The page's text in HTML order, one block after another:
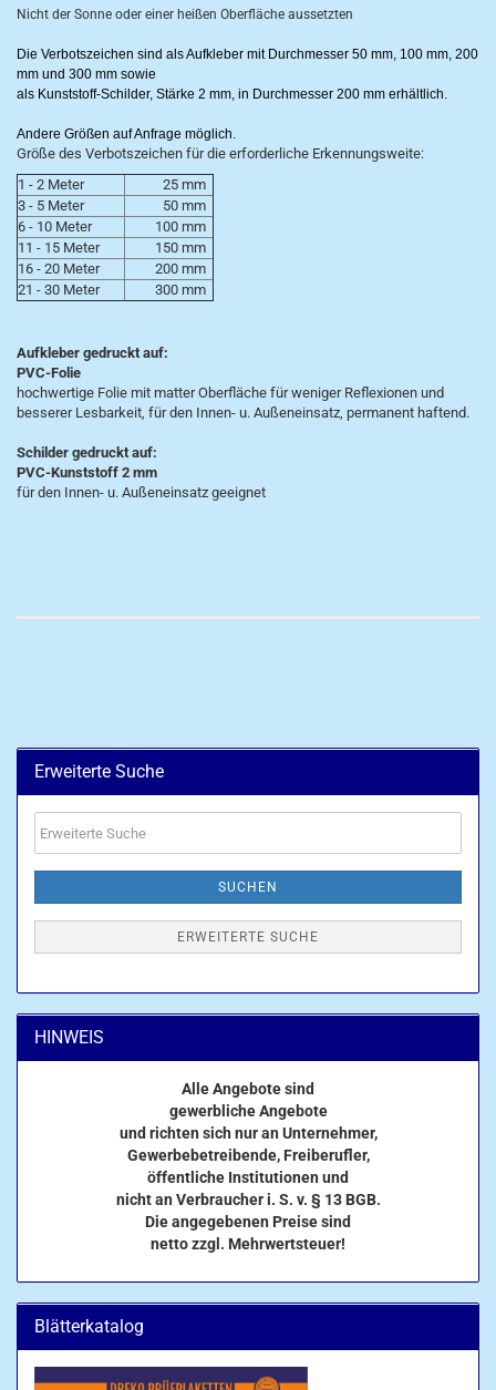
Nicht der Sonne oder einer heißen Oberfläche aussetzten
Die Verbotszeichen sind als Aufkleber mit Durchmesser 50 mm, 100 mm, 200
mm und 300 mm sowie
als Kunststoff-Schilder, Stärke 2 mm, in Durchmesser 200 mm erhältlich.
Andere Größen auf Anfrage möglich.
Größe des Verbotszeichen für die erforderliche Erkennungsweite:
1 - 2 Meter
25 mm
3 - 5 Meter
50 mm
6 - 10 Meter
100 mm
11 - 15 Meter
150 mm
16 - 20 Meter
200 mm
21 - 30 Meter
300 mm
Aufkleber gedruckt auf:
PVC-Folie
hochwertige Folie mit matter Oberfläche für weniger Reflexionen und
besserer Lesbarkeit, für den Innen- u. Außeneinsatz, permanent haftend.
Schilder gedruckt auf:
PVC-Kunststoff 2 mm
für den Innen- u. Außeneinsatz geeignet
Erweiterte Suche
Suche
SUCHEN
ERWEITERTE SUCHE
HINWEIS
Alle Angebote sind
gewerbliche Angebote
und richten sich nur an Unternehmer,
Gewerbebetreibende, Freiberufler,
öffentliche Institutionen und
nicht an Verbraucher i. S. v. § 13 BGB.
Die angegebenen Preise sind
netto zzgl. Mehrwertsteuer!
Blätterkatalog